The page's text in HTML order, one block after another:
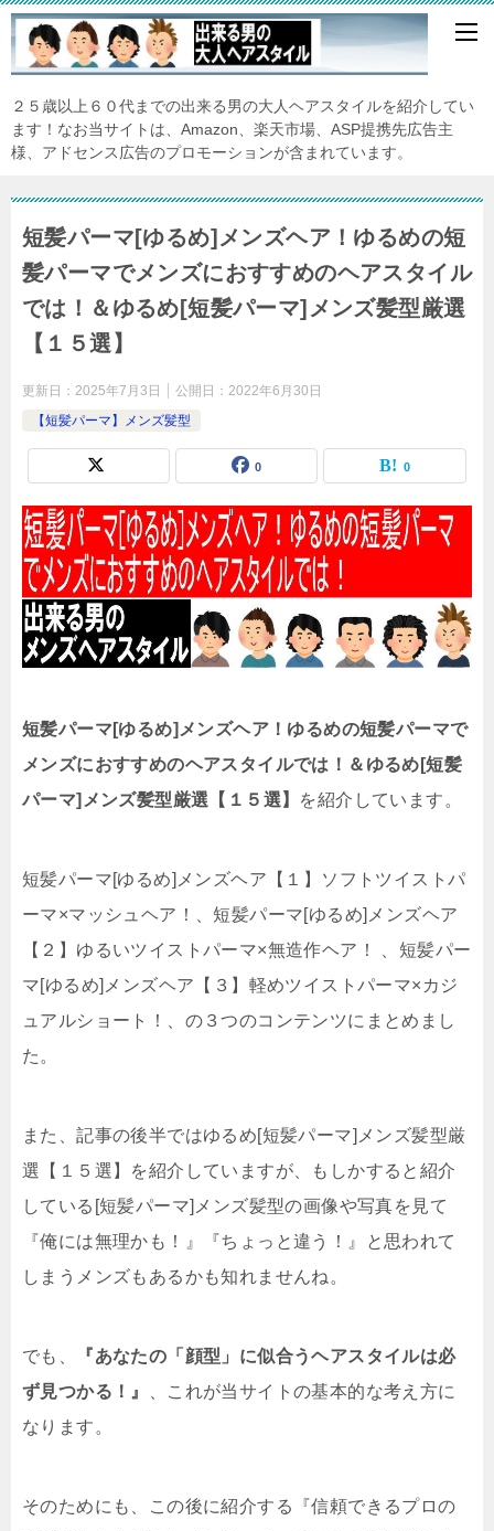
２５歳以上６０代までの出来る男の大人ヘアスタイルを紹介してい
ます！なお当サイトは、Amazon、楽天市場、ASP提携先広告主
様、アドセンス広告のプロモーションが含まれています。
短髪パーマ[ゆるめ]メンズヘア！ゆるめの短
髪パーマでメンズにおすすめのヘアスタイル
では！＆ゆるめ[短髪パーマ]メンズ髪型厳選
【１５選】
更新日： 2025年7月3日 公開日： 2022年6月30日
【短髪パーマ】メンズ髪型
0 0
短髪パーマ[ゆるめ]メンズヘア！ゆるめの短髪パーマで
メンズにおすすめのヘアスタイルでは！＆ゆるめ[短髪
パーマ]メンズ髪型厳選【１５選】 を紹介しています。
短髪パーマ[ゆるめ]メンズヘア【１】ソフトツイストパ
ーマ×マッシュヘア！、短髪パーマ[ゆるめ]メンズヘア
【２】ゆるいツイストパーマ×無造作ヘア！ 、短髪パー
マ[ゆるめ]メンズヘア【３】軽めツイストパーマ×カジ
ュアルショート！、の３つのコンテンツにまとめまし
た。
また、記事の後半ではゆるめ[短髪パーマ]メンズ髪型厳
選【１５選】を紹介していますが、もしかすると紹介
している[短髪パーマ]メンズ髪型の画像や写真を見て
『俺には無理かも！』『ちょっと違う！』と思われて
しまうメンズもあるかも知れませんね。
でも、
『あなたの「顔型」に似合うヘアスタイルは必
ず見つかる！』
、これが当サイトの基本的な考え方に
なります。
そのためにも、この後に紹介する『信頼できるプロの